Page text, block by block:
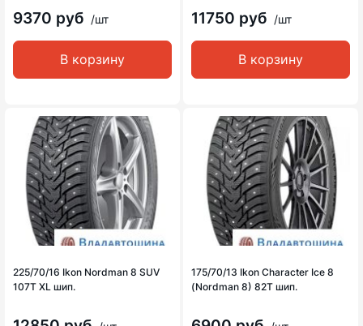
9370 руб /шт
В корзину
11750 руб /шт
В корзину
225/70/16 Ikon Nordman 8 SUV
107T XL шип.
175/70/13 Ikon Character Ice 8
(Nordman 8) 82T шип.